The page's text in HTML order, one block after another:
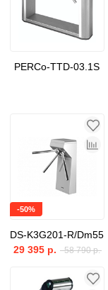
PERCo-TTD-03.1S
-50%
DS-K3G201-R/Dm55
58 790 р.
29 395 р.